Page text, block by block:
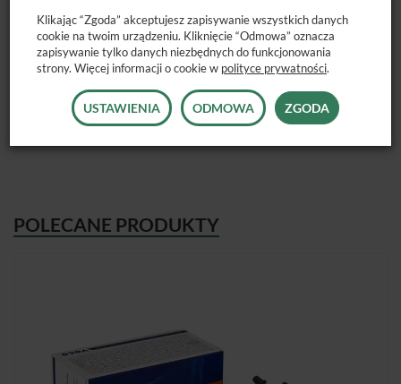
POLECANE PRODUKTY
Klikając “Zgoda” akceptujesz zapisywanie wszystkich danych
cookie na twoim urządzeniu. Kliknięcie “Odmowa” oznacza
zapisywanie tylko danych niezbędnych do funkcjonowania
strony. Więcej informacji o cookie w polityce prywatności.
USTAWIENIA ODMOWA ZGODA